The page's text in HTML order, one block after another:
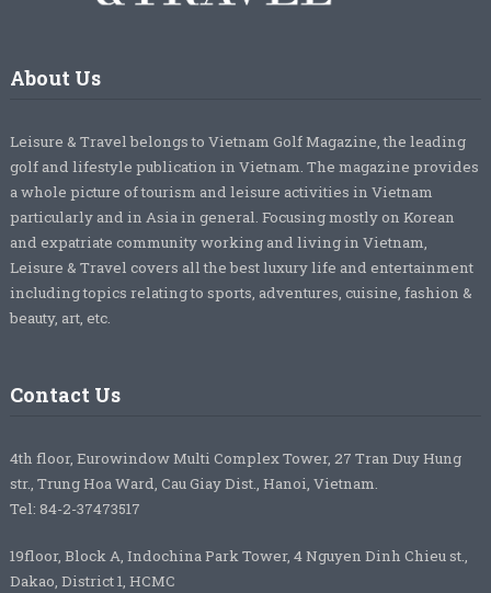
About Us
Leisure & Travel belongs to Vietnam Golf Magazine, the leading
golf and lifestyle publication in Vietnam. The magazine provides
a whole picture of tourism and leisure activities in Vietnam
particularly and in Asia in general. Focusing mostly on Korean
and expatriate community working and living in Vietnam,
Leisure & Travel covers all the best luxury life and entertainment
including topics relating to sports, adventures, cuisine, fashion &
beauty, art, etc.
Contact Us
4th floor, Eurowindow Multi Complex Tower, 27 Tran Duy Hung
str., Trung Hoa Ward, Cau Giay Dist., Hanoi, Vietnam.
Tel: 84-2-37473517
19floor, Block A, Indochina Park Tower, 4 Nguyen Dinh Chieu st.,
Dakao, District 1, HCMC